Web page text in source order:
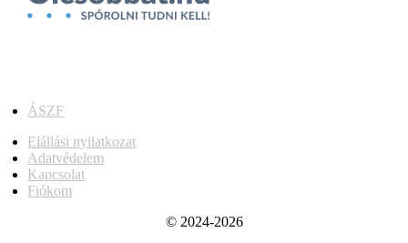
ÁSZF
Elállási nyilatkozat
Adatvédelem
Kapcsolat
Fiókom
© 2024-2026